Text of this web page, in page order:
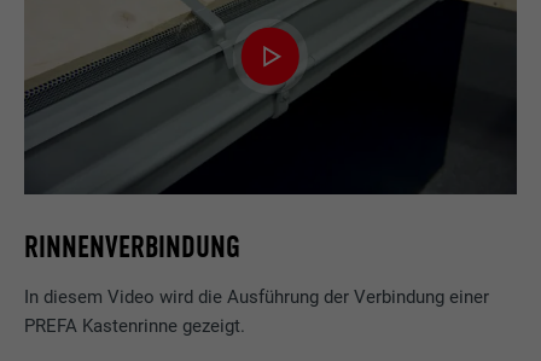
RINNENVERBINDUNG
In diesem Video wird die Ausführung der Verbindung einer
PREFA Kastenrinne gezeigt.